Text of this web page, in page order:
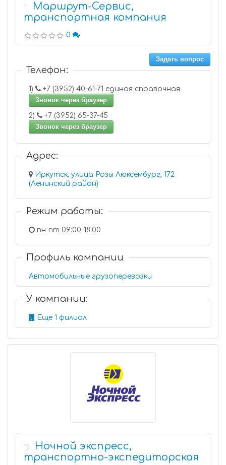
11
Маршрут-Сервис,
транспортная компания
0
Задать вопрос
Телефон:
1)
+7 (3952) 40-61-71 единая справочная
Звонок через браузер
2)
+7 (3952) 65-37-45
Звонок через браузер
Адрес:
Иркутск, улица Розы Люксембург, 172
(Ленинский район)
Режим работы:
пн-пт 09:00-18:00
Профиль компании
Автомобильные грузоперевозки
У компании:
Еще 1 филиал
12
Ночной экспресс,
транспортно-экспедиторская